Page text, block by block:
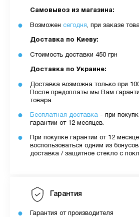
Самовывоз из магазина:
Возможен сегодня, при заказе
Доставка по Киеву:
Стоимость доставки 450 грн
Доставка по Украине:
Доставка возможна только при
После предоплаты мы Вам
товара.
Бесплатная доставка - при
гарантии от 12 месяцев.
При покупке гарантии от 12
воспользоваться одним из
доставка / защитное стекло с
Гарантия
Гарантия от производителя